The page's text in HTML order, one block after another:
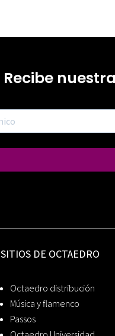
Recibe
SITIOS DE OCTAEDRO
Octaedro distribución
Música y flamenco
Passos